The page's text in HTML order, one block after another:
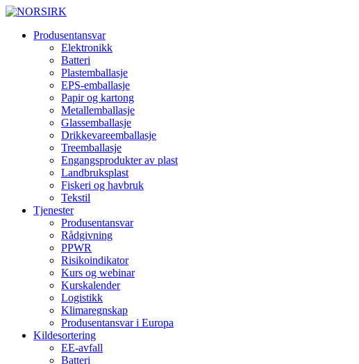
Produsentansvar
Elektronikk
Batteri
Plastemballasje
EPS-emballasje
Papir og kartong
Metallemballasje
Glassemballasje
Drikkevareemballasje
Treemballasje
Engangsprodukter av plast
Landbruksplast
Fiskeri og havbruk
Tekstil
Tjenester
Produsentansvar
Rådgivning
PPWR
Risikoindikator
Kurs og webinar
Kurskalender
Logistikk
Klimaregnskap
Produsentansvar i Europa
Kildesortering
EE-avfall
Batteri